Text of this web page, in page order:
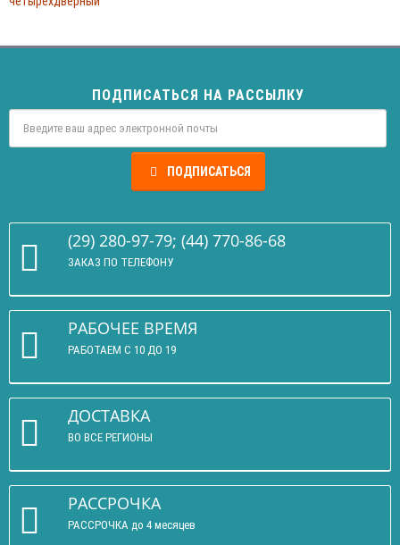
ПОДПИСАТЬСЯ НА РАССЫЛКУ
ПОДПИСАТЬСЯ
(29) 280-97-79; (44) 770-86-68
ЗАКАЗ ПО ТЕЛЕФОНУ
РАБОЧЕЕ ВРЕМЯ
РАБОТАЕМ С 10 ДО 19
ДОСТАВКА
ВО ВСЕ РЕГИОНЫ
РАССРОЧКА
РАССРОЧКА до 4 месяцев